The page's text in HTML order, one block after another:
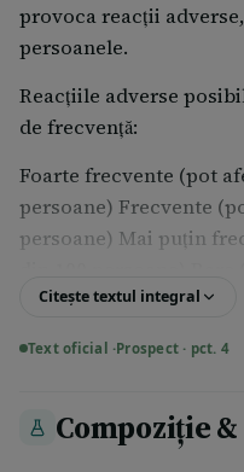
provoca reacţii
persoanele.
Reacţiile adverse
de frecvenţă:
Foarte frecvente (pot
persoane) Frecvente
persoane) Mai puţin
persoane) Foarte rare
somnului, agitaţie,
greaţă, senzaţie de
Citește textul integral
Text oficial ·Prospect · pct. 4
Compoziție